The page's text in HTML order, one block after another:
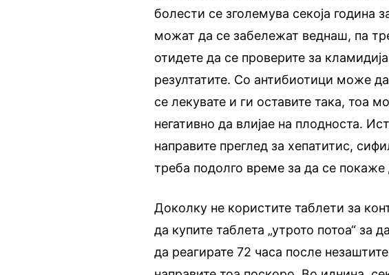
болести се зголемува секоја година
можат да се забележат веднаш, па
отидете да се проверите за
резултатите. Со антибиотици може
се лекувате и ги оставите така, тоа
негативно да влијае на плодноста.
направите преглед за хепатитис,
треба подолго време за да се
Доколку не користите таблети за
да купите таблета „утрото потоа“ за
да реагирате 72 часа после